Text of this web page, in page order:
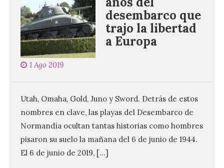
desembarco que
trajo la libertad
a Europa
1 Ago 2019
Utah, Omaha, Gold, Juno y Sword. Detrás de estos
nombres en clave, las playas del Desembarco de
Normandía ocultan tantas historias como hombres
pisaron su suelo la mañana del 6 de junio de 1944.
El 6 de junio de 2019, […]